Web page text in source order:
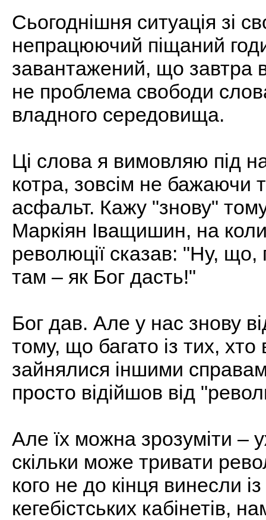
Сьогоднішня ситуація зі
непрацюючий піщаний
завантажений, що завтра
не проблема свободи
владного середовища.
Ці слова я вимовляю під
котра, зовсім не бажаючи
асфальт. Кажу "знову"
Маркіян Іващишин, на
революції сказав: "Ну,
там – як Бог дасть!"
Бог дав. Але у нас знову
тому, що багато із тих,
зайнялися іншими
просто відійшов від
Але їх можна зрозуміти –
скільки може тривати
кого не до кінця винесли
кегебістських кабінетів,